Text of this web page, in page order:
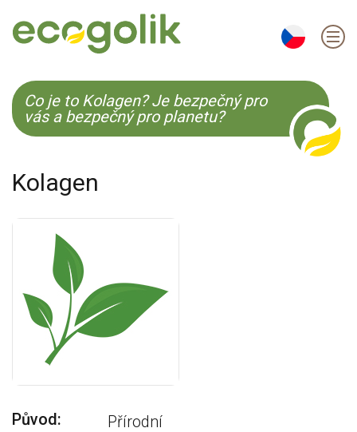
EN ES CS KO
Co je to Kolagen? Je bezpečný pro
vás a bezpečný pro planetu?
Kolagen
Původ:
Přírodní